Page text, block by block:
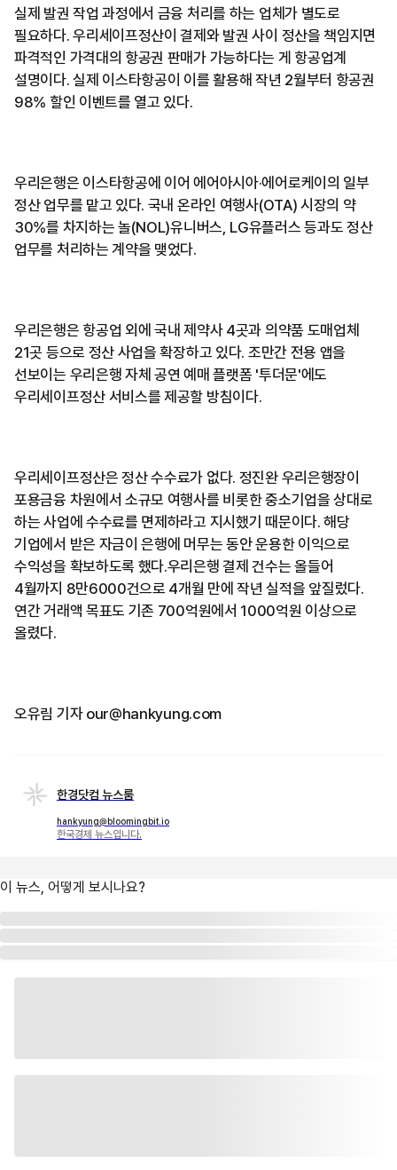
실제 발권 작업 과정에서 금융 처리를 하는 업체가 별도로
필요하다. 우리세이프정산이 결제와 발권 사이 정산을 책임지면
파격적인 가격대의 항공권 판매가 가능하다는 게 항공업계
설명이다. 실제 이스타항공이 이를 활용해 작년 2월부터 항공권
98% 할인 이벤트를 열고 있다.
우리은행은 이스타항공에 이어 에어아시아·에어로케이의 일부
정산 업무를 맡고 있다. 국내 온라인 여행사(OTA) 시장의 약
30%를 차지하는 놀(NOL)유니버스, LG유플러스 등과도 정산
업무를 처리하는 계약을 맺었다.
우리은행은 항공업 외에 국내 제약사 4곳과 의약품 도매업체
21곳 등으로 정산 사업을 확장하고 있다. 조만간 전용 앱을
선보이는 우리은행 자체 공연 예매 플랫폼 '투더문'에도
우리세이프정산 서비스를 제공할 방침이다.
우리세이프정산은 정산 수수료가 없다. 정진완 우리은행장이
포용금융 차원에서 소규모 여행사를 비롯한 중소기업을 상대로
하는 사업에 수수료를 면제하라고 지시했기 때문이다. 해당
기업에서 받은 자금이 은행에 머무는 동안 운용한 이익으로
수익성을 확보하도록 했다.우리은행 결제 건수는 올들어
4월까지 8만6000건으로 4개월 만에 작년 실적을 앞질렀다.
연간 거래액 목표도 기존 700억원에서 1000억원 이상으로
올렸다.
오유림 기자 our@hankyung.com
한경닷컴 뉴스룸
hankyung@bloomingbit.io
한국경제 뉴스입니다.
이 뉴스, 어떻게 보시나요?